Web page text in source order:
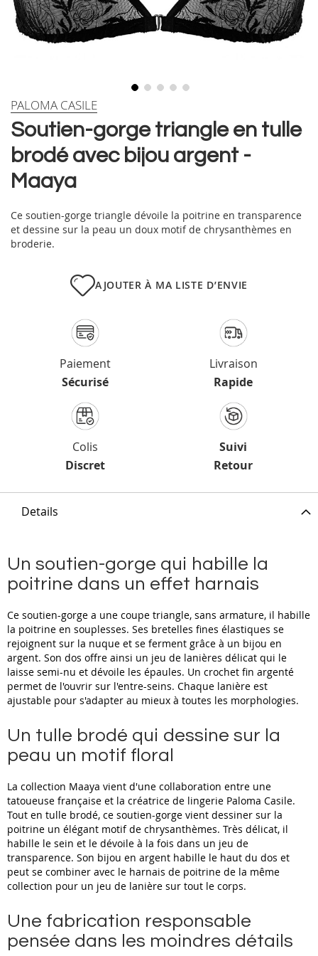
Skip
the
beginning
the
images
Soutien-gorge triangle en tulle
brodé avec bijou argent -
Maaya
PALOMA CASILE
Ce soutien-gorge triangle dévoile la poitrine en transparence
et dessine sur la peau un doux motif de chrysanthèmes en
broderie.
AJOUTER À MA LISTE D’ENVIE
Paiement
Sécurisé
Livraison
Rapide
Colis
Discret
Suivi
Retour
Details
Un soutien-gorge qui habille la
poitrine dans un effet harnais
Ce soutien-gorge a une coupe triangle, sans armature, il habille
la poitrine en souplesses. Ses bretelles fines élastiques se
rejoignent sur la nuque et se ferment grâce à un bijou en
argent. Son dos offre ainsi un jeu de lanières délicat qui le
laisse semi-nu et dévoile les épaules. Un crochet fin argenté
permet de l'ouvrir sur l'entre-seins. Chaque lanière est
ajustable pour s'adapter au mieux à toutes les morphologies.
Un tulle brodé qui dessine sur la
peau un motif floral
La collection Maaya vient d'une collaboration entre une
tatoueuse française et la créatrice de lingerie Paloma Casile.
Tout en tulle brodé, ce soutien-gorge vient dessiner sur la
poitrine un élégant motif de chrysanthèmes. Très délicat, il
habille le sein et le dévoile à la fois dans un jeu de
transparence. Son bijou en argent habille le haut du dos et
peut se combiner avec le harnais de poitrine de la même
collection pour un jeu de lanière sur tout le corps.
Une fabrication responsable
pensée dans les moindres détails